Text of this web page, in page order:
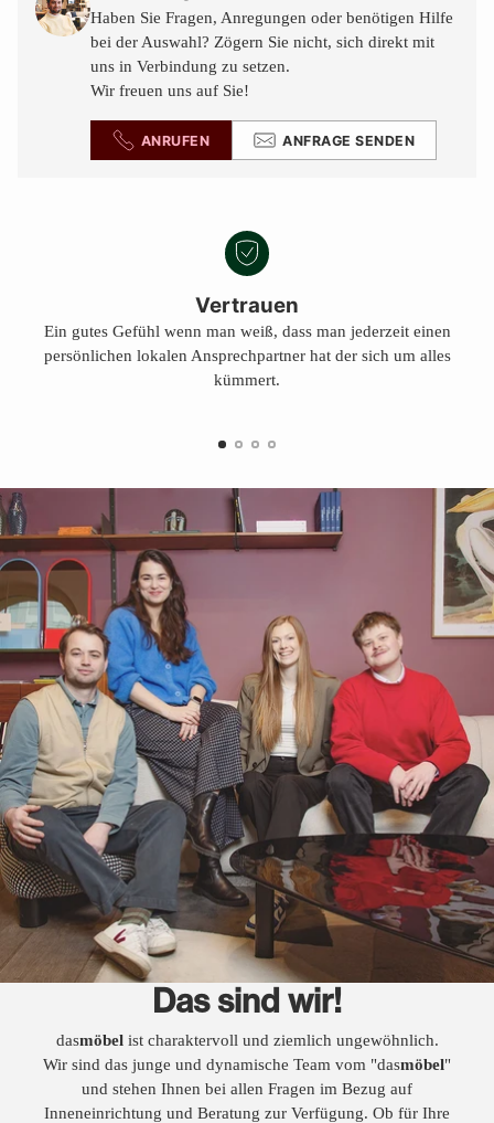
Warenkorb
legen
Haben Sie Fragen, Anregungen oder benötigen Hilfe
bei der Auswahl? Zögern Sie nicht, sich direkt mit
uns in Verbindung zu setzen.
Wir freuen uns auf Sie!
ANRUFEN ANFRAGE SENDEN
Vertrauen
Ein gutes Gefühl wenn man weiß, dass man jederzeit einen
persönlichen lokalen Ansprechpartner hat der sich um alles
kümmert.
Das sind wir!
dasmöbelist charaktervoll und ziemlich ungewöhnlich.
Wir sind das junge und dynamische Team vom "dasmöbel"
und stehen Ihnen bei allen Fragen im Bezug auf
Inneneinrichtung und Beratung zur Verfügung. Ob für Ihre